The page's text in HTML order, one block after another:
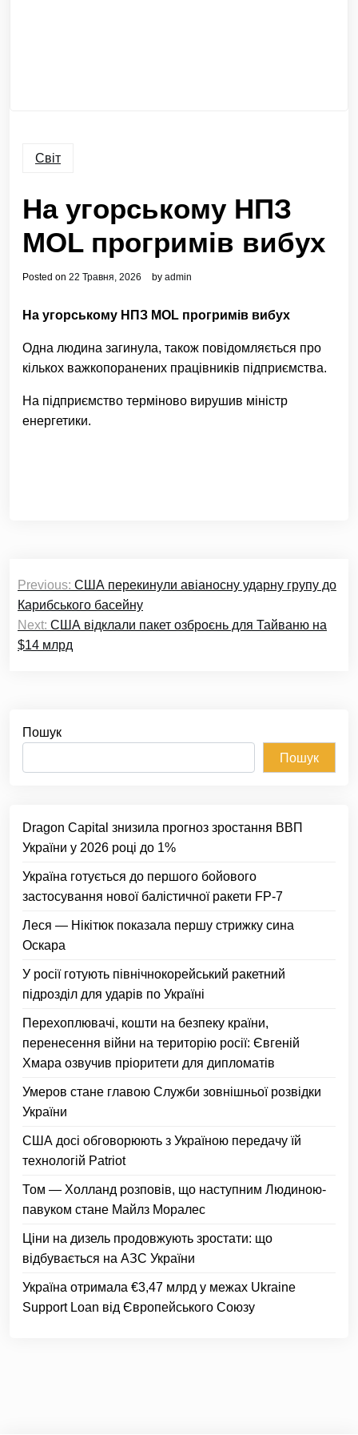
Світ
На угорському НПЗ
MOL прогримів вибух
Posted on 22 Травня, 2026 by admin
На угорському НПЗ MOL прогримів вибух
Одна людина загинула, також повідомляється про
кількох важкопоранених працівників підприємства.
На підприємство терміново вирушив міністр
енергетики.
записів
Previous: США перекинули авіаносну ударну групу до
Карибського басейну
Next: США відклали пакет озброєнь для Тайваню на
$14 млрд
Пошук
Пошук
Dragon Capital знизила прогноз зростання ВВП
України у 2026 році до 1%
Україна готується до першого бойового
застосування нової балістичної ракети FP-7
Леся — Нікітюк показала першу стрижку сина
Оскара
У росії готують північнокорейський ракетний
підрозділ для ударів по Україні
Перехоплювачі, кошти на безпеку країни,
перенесення війни на територію росії: Євгеній
Хмара озвучив пріоритети для дипломатів
Умеров стане главою Служби зовнішньої розвідки
України
США досі обговорюють з Україною передачу їй
технологій Patriot
Том — Холланд розповів, що наступним Людиною-
павуком стане Майлз Моралес
Ціни на дизель продовжують зростати: що
відбувається на АЗС України
Україна отримала €3,47 млрд у межах Ukraine
Support Loan від Європейського Союзу